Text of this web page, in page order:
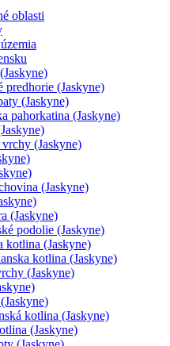
oblasti
predhorie (Jaskyne)
(Jaskyne)
pahorkatina (Jaskyne)
(Jaskyne)
(Jaskyne)
(Jaskyne)
podolie (Jaskyne)
kotlina (Jaskyne)
kotlina (Jaskyne)
(Jaskyne)
kotlina (Jaskyne)
(Jaskyne)